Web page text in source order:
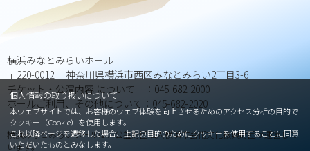
個人情報の取り扱いについて
本ウェブサイトでは、お客様のウェブ体験を向上させるためのアクセス分析の目的で
クッキー（Cookie）を使用します。
これ以降ページを遷移した場合、上記の目的のためにクッキーを使用することに同意
いただいたものとみなします。
横浜みなとみらいホール
〒220-0012 神奈川県横浜市西区みなとみらい2丁目3-6
チケット・公演内容 について ：045-682-2000
ホールご利用、その他について：045-682-2020
横浜みなとみらいホールは、公益財団法人横浜市芸術文化振興財団が運営して
います。